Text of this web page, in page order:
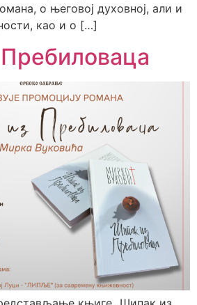
о његовој духовној, али и
као и о […]